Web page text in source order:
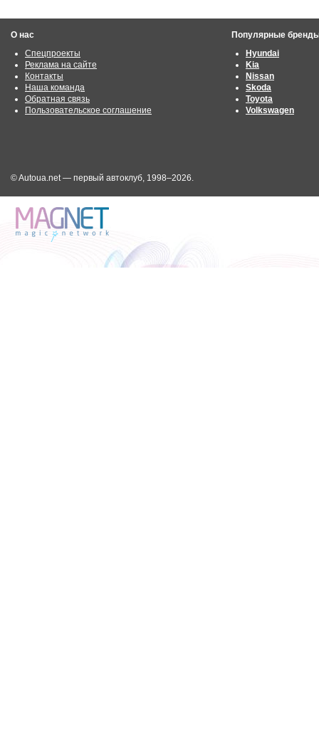
О нас
Спецпроекты
Реклама на сайте
Контакты
Наша команда
Обратная связь
Пользовательское соглашение
Популярные
Hyundai
Kia
Nissan
Skoda
Toyota
Volkswagen
© Autoua.net — первый автоклуб, 1998–2026.